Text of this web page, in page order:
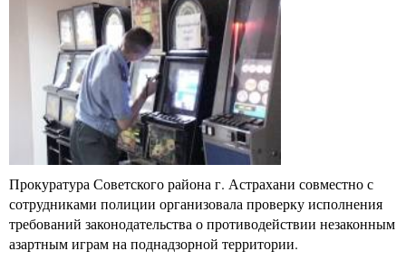
Прокуратура Советского района г. Астрахани совместно с
сотрудниками полиции организовала проверку исполнения
требований законодательства о противодействии незаконным
азартным играм на поднадзорной территории.